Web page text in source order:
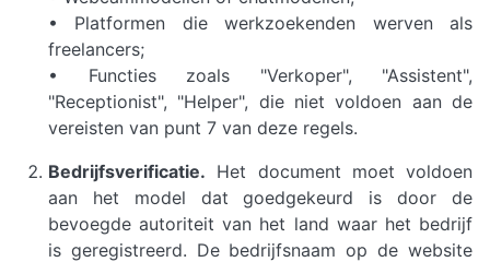
• Platformen die werkzoekenden werven als
freelancers;
• Functies zoals "Verkoper", "Assistent",
"Receptionist", "Helper", die niet voldoen aan de
vereisten van punt 7 van deze regels.
Bedrijfsverificatie. Het document moet voldoen
aan het model dat goedgekeurd is door de
bevoegde autoriteit van het land waar het bedrijf
is geregistreerd. De bedrijfsnaam op de website